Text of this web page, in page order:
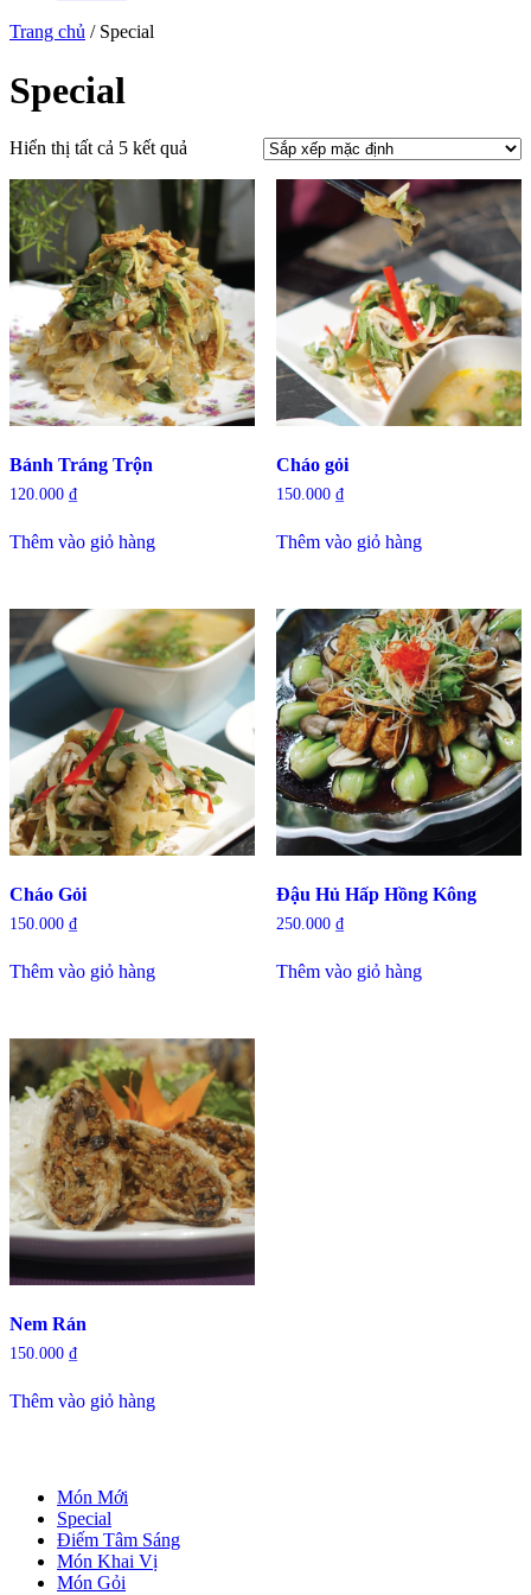
Trang chủ / Special
Special
Hiển thị tất cả 5 kết quả
Bánh Tráng Trộn
120.000 ₫
Thêm vào giỏ hàng
Cháo gỏi
150.000 ₫
Thêm vào giỏ hàng
Cháo Gỏi
150.000 ₫
Thêm vào giỏ hàng
Đậu Hủ Hấp Hồng Kông
250.000 ₫
Thêm vào giỏ hàng
Nem Rán
150.000 ₫
Thêm vào giỏ hàng
Món Mới
Special
Điếm Tâm Sáng
Món Khai Vị
Món Gỏi